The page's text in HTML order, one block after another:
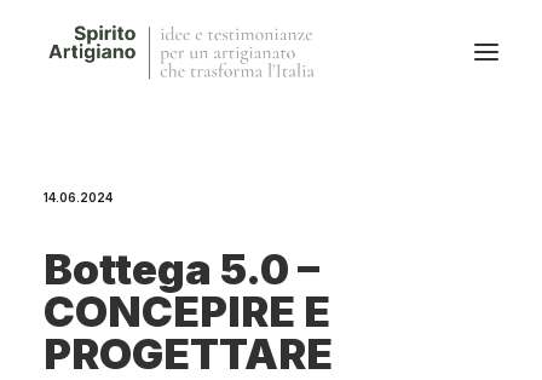
Magazine
QFG
Collaborano con noi
14.06.2024
Bottega 5.0 –
CONCEPIRE E
PROGETTARE